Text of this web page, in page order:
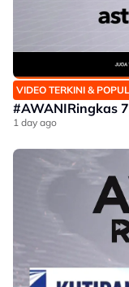
VIDEO TERKINI &
#AWANIRingkas
1 day ago